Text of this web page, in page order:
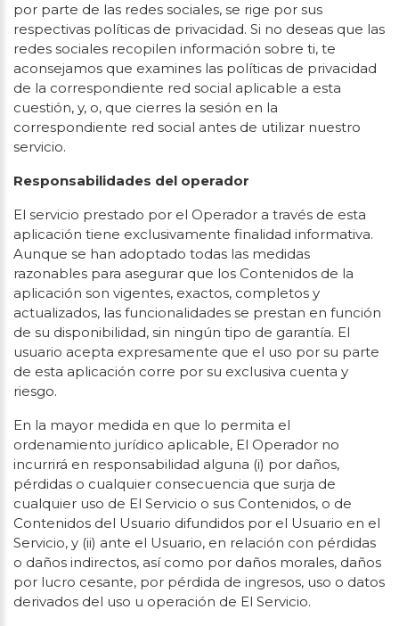
por parte de las redes sociales, se rige por sus
respectivas políticas de privacidad. Si no deseas que las
redes sociales recopilen información sobre ti, te
aconsejamos que examines las políticas de privacidad
de la correspondiente red social aplicable a esta
cuestión, y, o, que cierres la sesión en la
correspondiente red social antes de utilizar nuestro
servicio.
Responsabilidades del operador
El servicio prestado por el Operador a través de esta
aplicación tiene exclusivamente finalidad informativa.
Aunque se han adoptado todas las medidas
razonables para asegurar que los Contenidos de la
aplicación son vigentes, exactos, completos y
actualizados, las funcionalidades se prestan en función
de su disponibilidad, sin ningún tipo de garantía. El
usuario acepta expresamente que el uso por su parte
de esta aplicación corre por su exclusiva cuenta y
riesgo.
En la mayor medida en que lo permita el
ordenamiento jurídico aplicable, El Operador no
incurrirá en responsabilidad alguna (i) por daños,
pérdidas o cualquier consecuencia que surja de
cualquier uso de El Servicio o sus Contenidos, o de
Contenidos del Usuario difundidos por el Usuario en el
Servicio, y (ii) ante el Usuario, en relación con pérdidas
o daños indirectos, así como por daños morales, daños
por lucro cesante, por pérdida de ingresos, uso o datos
derivados del uso u operación de El Servicio.